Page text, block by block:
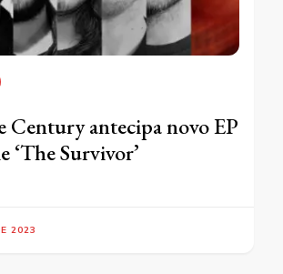
Century antecipa novo EP
‘The Survivor’
2023